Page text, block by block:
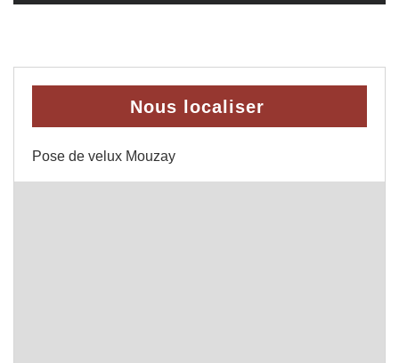
Nous localiser
Pose de velux Mouzay